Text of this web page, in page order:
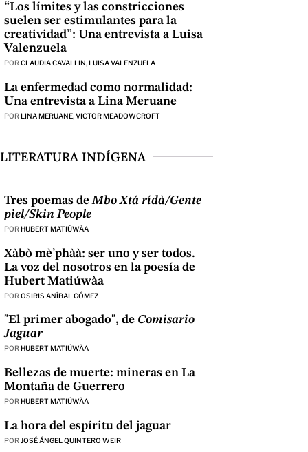
“Los límites y las constricciones
suelen ser estimulantes para la
creatividad”: Una entrevista a Luisa
Valenzuela
PORCLAUDIA CAVALLIN,LUISA VALENZUELA
La enfermedad como normalidad:
Una entrevista a Lina Meruane
PORLINA MERUANE,VICTOR MEADOWCROFT
LITERATURA INDÍGENA
Tres poemas deMbo Xtá rídà/Gente
piel/Skin People
POR HUBERT MATIÚWÀA
Xàbò mè’phàà: ser uno y ser todos.
La voz del nosotros en la poesía de
Hubert Matiúwàa
POROSIRIS ANÍBAL GÓMEZ
"El primer abogado", de Comisario
Jaguar
POR HUBERT MATIÚWÀA
Bellezas de muerte: mineras en La
Montaña de Guerrero
PORHUBERT MATIÚWÀA
La hora del espíritu del jaguar
POR JOSÉ ÁNGEL QUINTERO WEIR